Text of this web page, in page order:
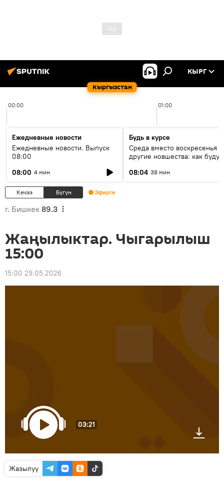
Кыргызстан
КЫРГ
00:00 01:00
Ежедневные новости
Ежедневные новости. Выпуск
08:00
08:00 4 мин
Будь в курсе
Среда вместо воскресенья и
другие новшества: как будут
08:04 38 мин
Кечээ Бүгүн Эфирге
г. Бишкек 89.3
Жаңылыктар. Чыгарылыш
15:00
15:00 29.05.2026
03:21
Жазылуу